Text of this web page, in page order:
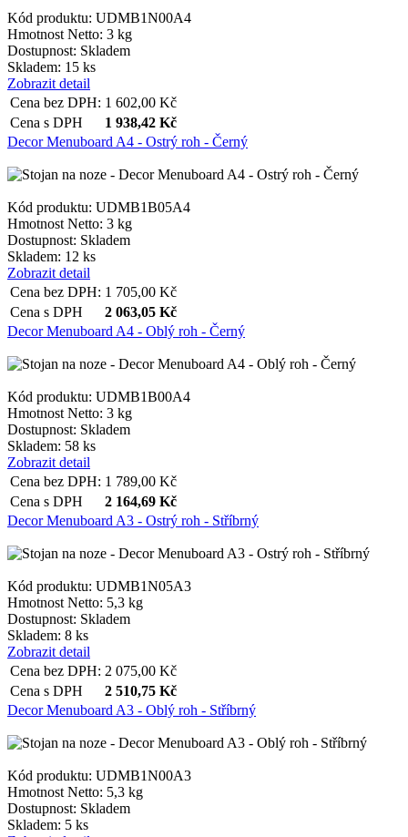
Kód produktu: UDMB1N00A4
Hmotnost Netto: 3 kg
Dostupnost: Skladem
Skladem: 15 ks
Zobrazit detail
Cena bez DPH: 1 602,00 Kč
Cena s DPH
1 938,42 Kč
Decor Menuboard A4 - Ostrý roh - Černý
Kód produktu: UDMB1B05A4
Hmotnost Netto: 3 kg
Dostupnost: Skladem
Skladem: 12 ks
Zobrazit detail
Cena bez DPH: 1 705,00 Kč
Cena s DPH
2 063,05 Kč
Decor Menuboard A4 - Oblý roh - Černý
Kód produktu: UDMB1B00A4
Hmotnost Netto: 3 kg
Dostupnost: Skladem
Skladem: 58 ks
Zobrazit detail
Cena bez DPH: 1 789,00 Kč
Cena s DPH
2 164,69 Kč
Decor Menuboard A3 - Ostrý roh - Stříbrný
Kód produktu: UDMB1N05A3
Hmotnost Netto: 5,3 kg
Dostupnost: Skladem
Skladem: 8 ks
Zobrazit detail
Cena bez DPH: 2 075,00 Kč
Cena s DPH
2 510,75 Kč
Decor Menuboard A3 - Oblý roh - Stříbrný
Kód produktu: UDMB1N00A3
Hmotnost Netto: 5,3 kg
Dostupnost: Skladem
Skladem: 5 ks